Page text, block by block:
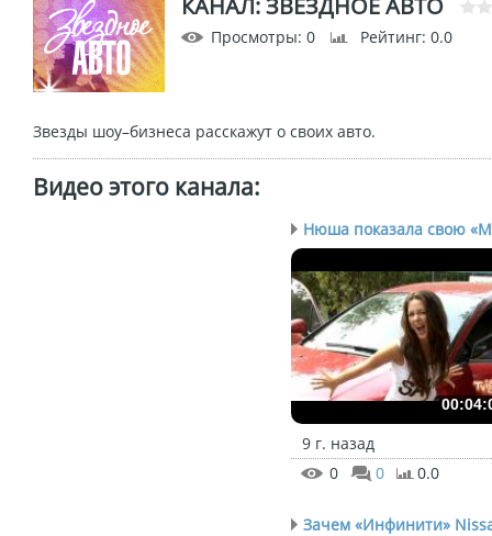
КАНАЛ: ЗВЕЗДНОЕ АВТО
Просмотры: 0 Рейтинг: 0.0
Звезды шоу–бизнеса расскажут о своих авто.
Видео этого канала:
9 г. назад
0
0 0.0
Зачем «Инфинити»